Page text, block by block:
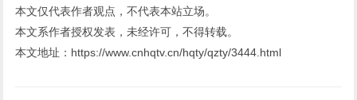
本文仅代表作者观点，不代表本站立场。
本文系作者授权发表，未经许可，不得转载。
本文地址：https://www.cnhqtv.cn/hqty/qzty/3444.html